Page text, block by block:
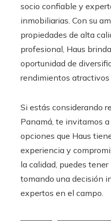
socio confiable y
inmobiliarias. Con su
propiedades de alta
profesional, Haus
oportunidad de
rendimientos atractivos
Si estás considerando
Panamá, te invitamos
opciones que Haus
experiencia y
la calidad, puedes
tomando una decisión
expertos en el campo.